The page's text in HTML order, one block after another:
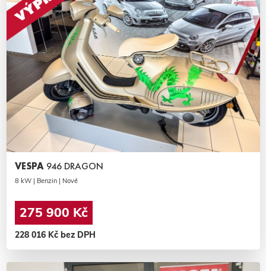
VESPA 946 DRAGON
8 kW | Benzin | Nové
275 900 Kč
228 016 Kč bez DPH